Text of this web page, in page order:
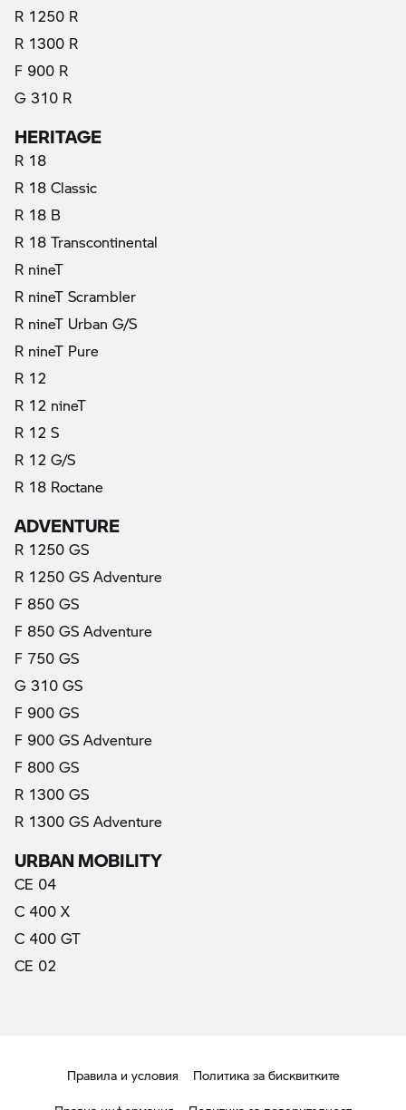
R 1250 R
R 1300 R
F 900 R
G 310 R
HERITAGE
R 18
R 18 Classic
R 18 B
R 18 Transcontinental
R nineT
R nineT Scrambler
R nineT Urban G/S
R nineT Pure
R 12
R 12 nineT
R 12 S
R 12 G/S
R 18 Roctane
ADVENTURE
R 1250 GS
R 1250 GS Adventure
F 850 GS
F 850 GS Adventure
F 750 GS
G 310 GS
F 900 GS
F 900 GS Adventure
F 800 GS
R 1300 GS
R 1300 GS Adventure
URBAN MOBILITY
CE 04
C 400 X
C 400 GT
CE 02
Правила и условия
Политика за бисквитките